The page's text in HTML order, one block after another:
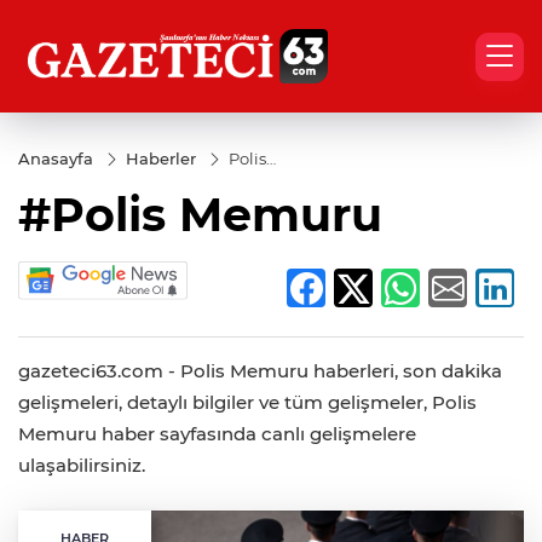
Anasayfa Haberler
Polis
#Polis Memuru
gazeteci63.com - Polis Memuru haberleri, son dakika
gelişmeleri, detaylı bilgiler ve tüm gelişmeler, Polis
Memuru haber sayfasında canlı gelişmelere
ulaşabilirsiniz.